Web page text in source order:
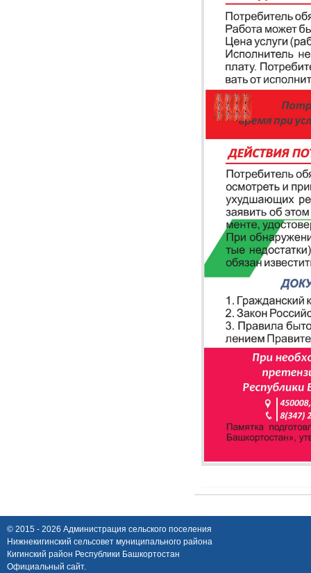
© 2015 - 2026 Администрация сельского поселения
Нижнекигинский сельсовет муниципального района
Кигинский район Республики Башкортостан
Официальный сайт.